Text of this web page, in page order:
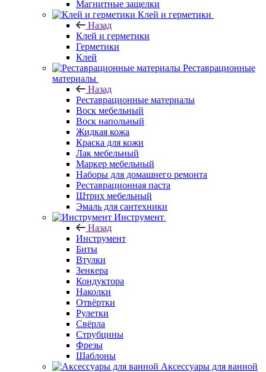
Магнитные защелки
Клей и герметики
Назад
Клей и герметики
Герметики
Клей
Реставрационные
материалы
Назад
Реставрационные материалы
Воск мебельный
Воск напольный
Жидкая кожа
Краска для кожи
Лак мебельный
Маркер мебельный
Наборы для домашнего ремонта
Реставрационная паста
Штрих мебельный
Эмаль для сантехники
Инструмент
Назад
Инструмент
Биты
Втулки
Зенкера
Кондуктора
Наколки
Отвёртки
Рулетки
Свёрла
Струбцины
Фрезы
Шаблоны
Аксессуары для ванной